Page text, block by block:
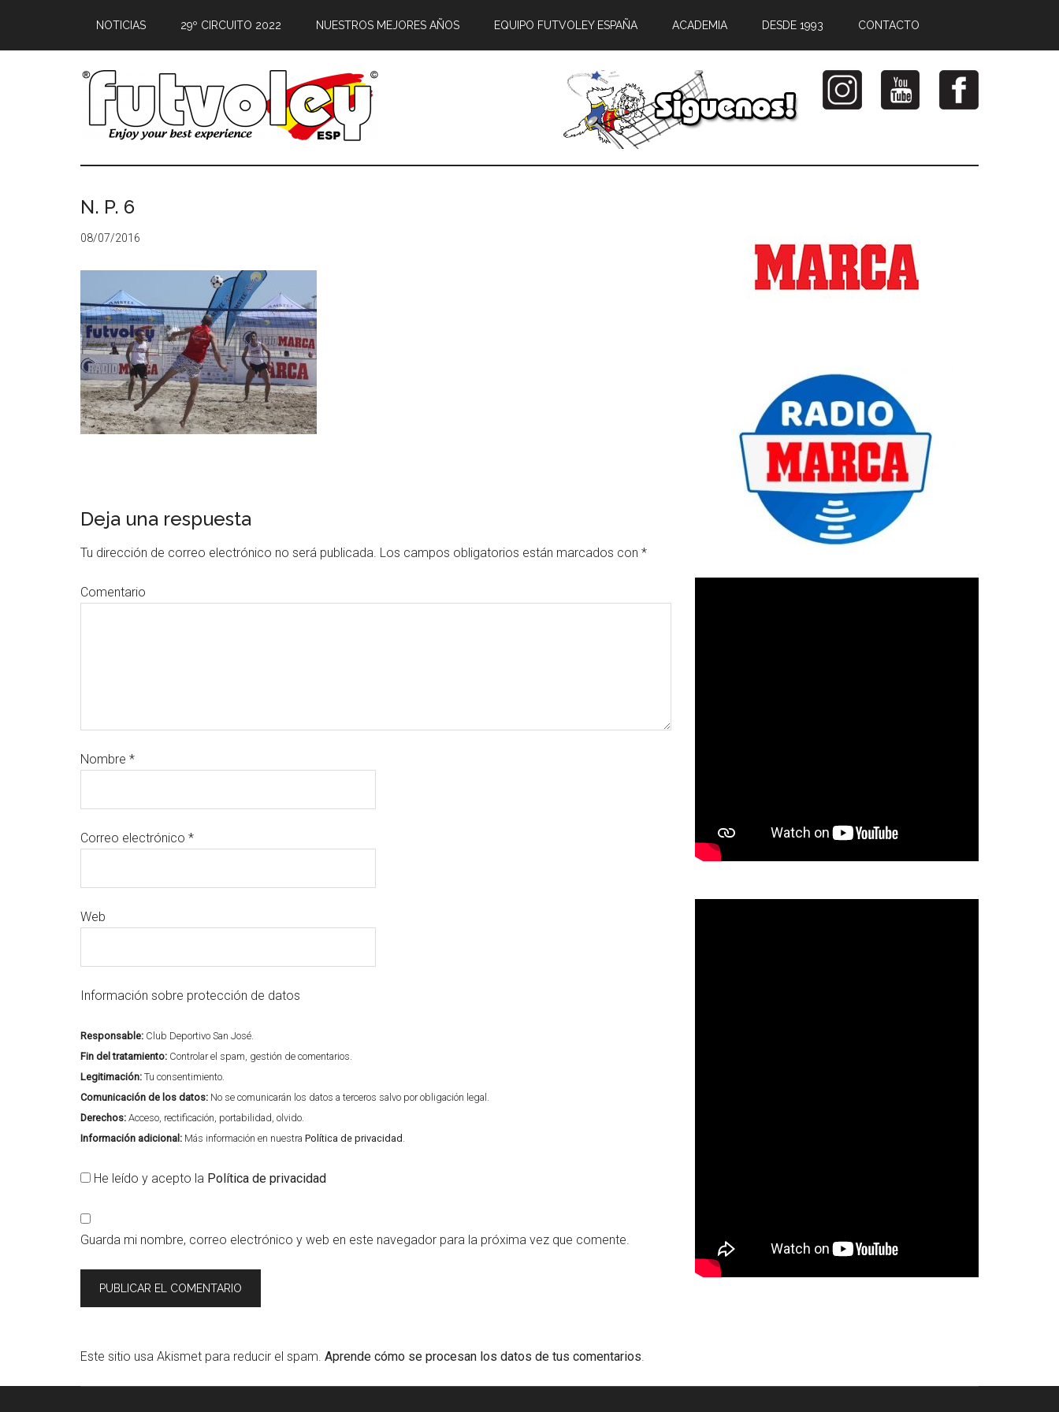
NOTICIAS 29º CIRCUITO 2022 NUESTROS MEJORES AÑOS EQUIPO FUTVOLEY ESPAÑA ACADEMIA DESDE 1993 CONTACTO
N. P. 6
08/07/2016
Deja una respuesta
Tu dirección de correo electrónico no será publicada. Los campos obligatorios están marcados con *
Comentario
Nombre *
Correo electrónico *
Web
Información sobre protección de datos
Responsable: Club Deportivo San José.
Fin del tratamiento: Controlar el spam, gestión de comentarios.
Legitimación: Tu consentimiento.
Comunicación de los datos: No se comunicarán los datos a terceros salvo por obligación legal.
Derechos: Acceso, rectificación, portabilidad, olvido.
Información adicional: Más información en nuestra Política de privacidad .
He leído y acepto la Política de privacidad
Guarda mi nombre, correo electrónico y web en este navegador para la próxima vez que comente.
Este sitio usa Akismet para reducir el spam. Aprende cómo se procesan los datos de tus comentarios.